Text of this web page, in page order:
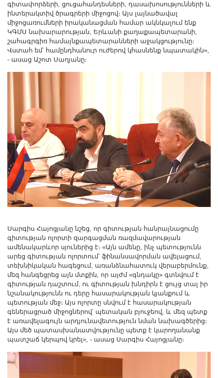
գիտափորձերի, ցուցահանդեսների, դասախոսությունների և
ինտերակտիվ ծրագրերի միջոցով։ Այս լայնածավալ
միջոցառումների իրականացման համար ակնկալում ենք
ԿԳՄՍ նախարարության, Երևանի քաղաքապետարանի,
շահագրգիռ համայնքապետարանների աջակցությունը։
Վստահ եմ՝ համընդհանուր ուժերով կհասնենք նպատակին»,
- ասաց Աշոտ Սաղյանը։
Սարգիս Հայոցյանը նշեց, որ գիտության հանրայնացումը
գիտության ոլորտի զարգացման ռազմավարության
ամենակարևոր սյուներից է։ «Այն ամենը, ինչ պետությունն
արեց գիտության ոլորտում՝ ֆինանսավորման ավելացում,
տեխնիկական հագեցում, առանձնահատուկ վերաբերմունք,
մեզ հանգեցրեց այն մտքին, որ այժմ «գնդակը» գտնվում է
գիտության դաշտում, ու գիտության խնդիրն է ցույց տալ իր
նշանակությունն ու դերը հասարակության կյանքում և
պետության մեջ։ Այս ոլորտը սնվում է հասարակության
գեներացրած միջոցներով՝ պետական բյուջեով, և մեզ պետք
է առավելագույն արդյունավետություն նման նախագծերից։
Այս մեծ պատասխանատվությունը պետք է կարողանանք
պատշաճ կերպով կրել», - ասաց Սարգիս Հայոցյանը։